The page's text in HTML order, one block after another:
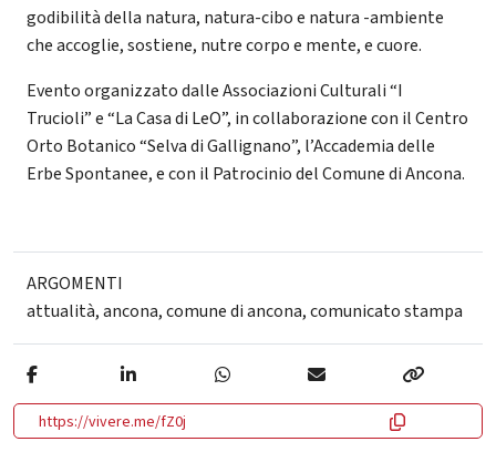
godibilità della natura, natura-cibo e natura -ambiente
che accoglie, sostiene, nutre corpo e mente, e cuore.
Evento organizzato dalle Associazioni Culturali “I
Trucioli” e “La Casa di LeO”, in collaborazione con il Centro
Orto Botanico “Selva di Gallignano”, l’Accademia delle
Erbe Spontanee, e con il Patrocinio del Comune di Ancona.
ARGOMENTI
attualità,ancona,comune di ancona,comunicato stampa
https://vivere.me/fZ0j